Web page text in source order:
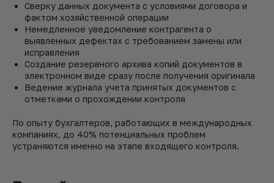
Сверку данных документа с условиями договора и
фактом хозяйственной операции
Немедленное уведомление контрагента о
выявленных дефектах с требованием замены или
исправления
Создание резервного архива копий документов в
электронном виде сразу после получения оригинала
Ведение журнала учета принятых документов с
отметками о прохождении контроля
По опыту бухгалтеров, работающих в международных
компаниях, до 40% потенциальных проблем
устраняются именно на этапе входящего контроля.